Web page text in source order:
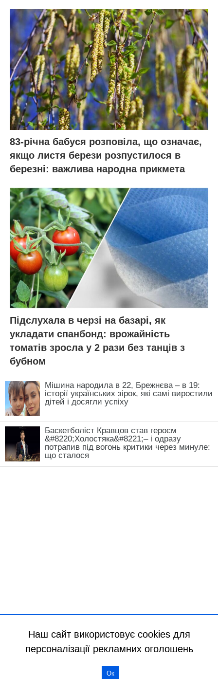
83-річна бабуся розповіла, що означає,
якщо листя берези розпустилося в
березні: важлива народна прикмета
Підслухала в черзі на базарі, як
укладати спанбонд: врожайність
томатів зросла у 2 рази без танців з
бубном
Мішина народила в 22, Брежнєва – в 19:
історії українських зірок, які самі виростили
дітей і досягли успіху
Баскетболіст Кравцов став героєм
&#8220;Холостяка&#8221;– і одразу
потрапив під вогонь критики через минуле:
що сталося
Наш сайт використовує cookies для
персоналізації рекламних оголошень
Ок